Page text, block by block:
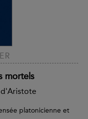
mortels
platonicienne et